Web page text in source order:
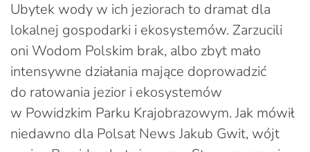
Ubytek wody w ich jeziorach to dramat dla
lokalnej gospodarki i ekosystemów. Zarzucili
oni Wodom Polskim brak, albo zbyt mało
intensywne działania mające doprowadzić
do ratowania jezior i ekosystemów
w Powidzkim Parku Krajobrazowym. Jak mówił
niedawno dla Polsat News Jakub Gwit, wójt